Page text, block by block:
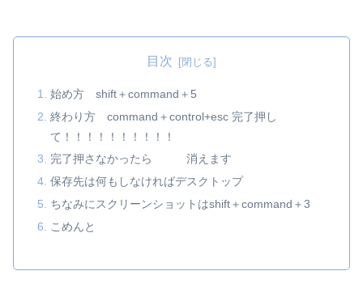
目次
始め方 shift＋command＋5
終わり方 command＋control+esc 完了押し
て！！！！！！！！！！
完了押さなかったら 消えます
保存先は何もしなければデスクトップ
ちなみにスクリーンショットはshift＋command＋3
こめんと